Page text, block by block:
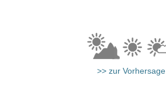
>> zur Vorhersage